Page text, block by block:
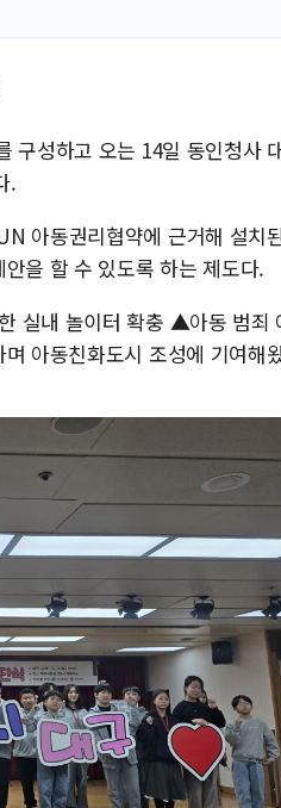
구성하고 오는 14일 동인청사
.
아동권리협약에 근거해 설치
을 할 수 있도록 하는 제도다.
실내 놀이터 확충 ▲아동 범
아동친화도시 조성에 기여해